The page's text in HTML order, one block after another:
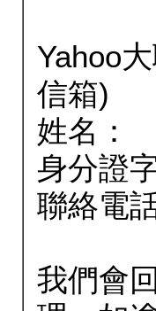
Yahoo
信箱)
姓名：
身分證
聯絡電
我們會